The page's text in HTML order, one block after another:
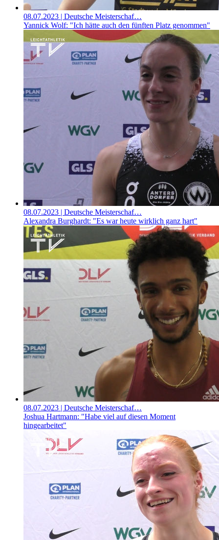
08.07.2023 | Deutsche Meisterschaf…
Yannick Wolf: "Ich hätte auch den fünften Platz genommen"
08.07.2023 | Deutsche Meisterschaf…
Alexandra Burghardt: "Es war heute wirklich ganz hart"
08.07.2023 | Deutsche Meisterschaf…
Joshua Hartmann: "Habe viel auf diesen Moment
hingearbeitet"